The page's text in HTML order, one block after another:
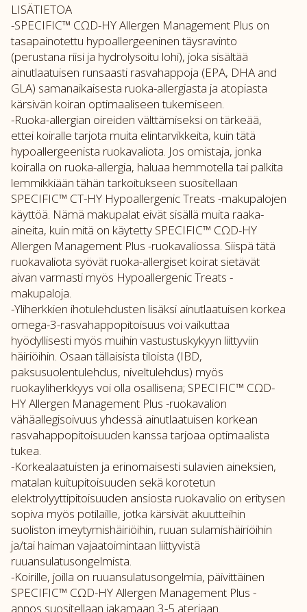
LISÄTIETOA
-SPECIFIC™ CΩD-HY Allergen Management Plus on
tasapainotettu hypoallergeeninen täysravinto
(perustana riisi ja hydrolysoitu lohi), joka sisältää
ainutlaatuisen runsaasti rasvahappoja (EPA, DHA and
GLA) samanaikaisesta ruoka-allergiasta ja atopiasta
kärsivän koiran optimaaliseen tukemiseen.
-Ruoka-allergian oireiden välttämiseksi on tärkeää,
ettei koiralle tarjota muita elintarvikkeita, kuin tätä
hypoallergeenista ruokavaliota. Jos omistaja, jonka
koiralla on ruoka-allergia, haluaa hemmotella tai palkita
lemmikkiään tähän tarkoitukseen suositellaan
SPECIFIC™ CT-HY Hypoallergenic Treats -makupalojen
käyttöä. Nämä makupalat eivät sisällä muita raaka-
aineita, kuin mitä on käytetty SPECIFIC™ CΩD-HY
Allergen Management Plus -ruokavaliossa. Siispä tätä
ruokavaliota syövät ruoka-allergiset koirat sietävät
aivan varmasti myös Hypoallergenic Treats -
makupaloja.
-Yliherkkien ihotulehdusten lisäksi ainutlaatuisen korkea
omega-3-rasvahappopitoisuus voi vaikuttaa
hyödyllisesti myös muihin vastustuskykyyn liittyviin
häiriöihin. Osaan tällaisista tiloista (IBD,
paksusuolentulehdus, niveltulehdus) myös
ruokayliherkkyys voi olla osallisena; SPECIFIC™ CΩD-
HY Allergen Management Plus -ruokavalion
vähäallegisoivuus yhdessä ainutlaatuisen korkean
rasvahappopitoisuuden kanssa tarjoaa optimaalista
tukea.
-Korkealaatuisten ja erinomaisesti sulavien aineksien,
matalan kuitupitoisuuden sekä korotetun
elektrolyyttipitoisuuden ansiosta ruokavalio on eritysen
sopiva myös potilaille, jotka kärsivät akuutteihin
suoliston imeytymishäiriöihin, ruuan sulamishäiriöihin
ja/tai haiman vajaatoimintaan liittyvistä
ruuansulatusongelmista.
-Koirille, joilla on ruuansulatusongelmia, päivittäinen
SPECIFIC™ CΩD-HY Allergen Management Plus -
annos suositellaan jakamaan 3-5 ateriaan.